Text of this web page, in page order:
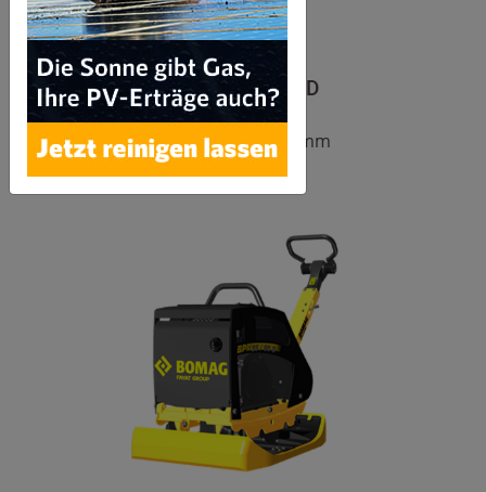
Bomag Rüttelplatte BPR 35/60 D
Gewicht 225kg - Arbeitsbreite: 630 mm